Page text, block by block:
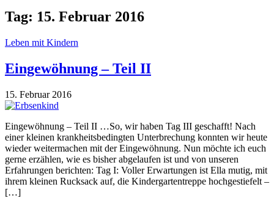
Tag: 15. Februar 2016
Leben mit Kindern
Eingewöhnung – Teil II
15. Februar 2016
Eingewöhnung – Teil II …So, wir haben Tag III geschafft! Nach
einer kleinen krankheitsbedingten Unterbrechung konnten wir heute
wieder weitermachen mit der Eingewöhnung. Nun möchte ich euch
gerne erzählen, wie es bisher abgelaufen ist und von unseren
Erfahrungen berichten: Tag I: Voller Erwartungen ist Ella mutig, mit
ihrem kleinen Rucksack auf, die Kindergartentreppe hochgestiefelt –
[…]